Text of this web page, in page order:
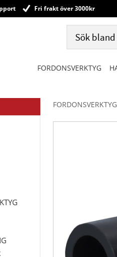
Fri frakt över 3000kr
FORDONSVERKTYG
FORDONSVERKTYG